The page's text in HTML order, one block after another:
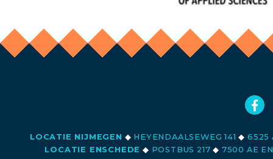
LOCATIE NIJMEGEN ◆ HEYENDAALSEWEG 141◆ 6525
LOCATIE ENSCHEDE ◆ POSTBUS 217◆ 7500 AE